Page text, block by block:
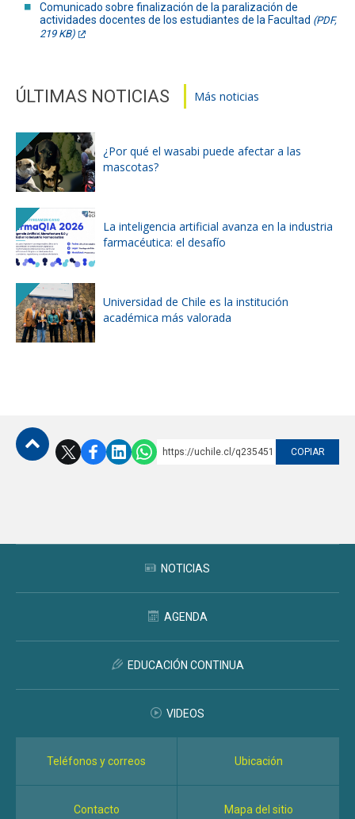
Comunicado sobre finalización de la paralización de
actividades docentes de los estudiantes de la Facultad (PDF,
219 KB)
ÚLTIMAS NOTICIAS Más noticias
¿Por qué el wasabi puede afectar a las
mascotas?
La inteligencia artificial avanza en la industria
farmacéutica: el desafío
Universidad de Chile es la institución
académica más valorada
https://uchile.cl/q235451 COPIAR
NOTICIAS
AGENDA
EDUCACIÓN CONTINUA
VIDEOS
Teléfonos y correos Ubicación
Contacto Mapa del sitio